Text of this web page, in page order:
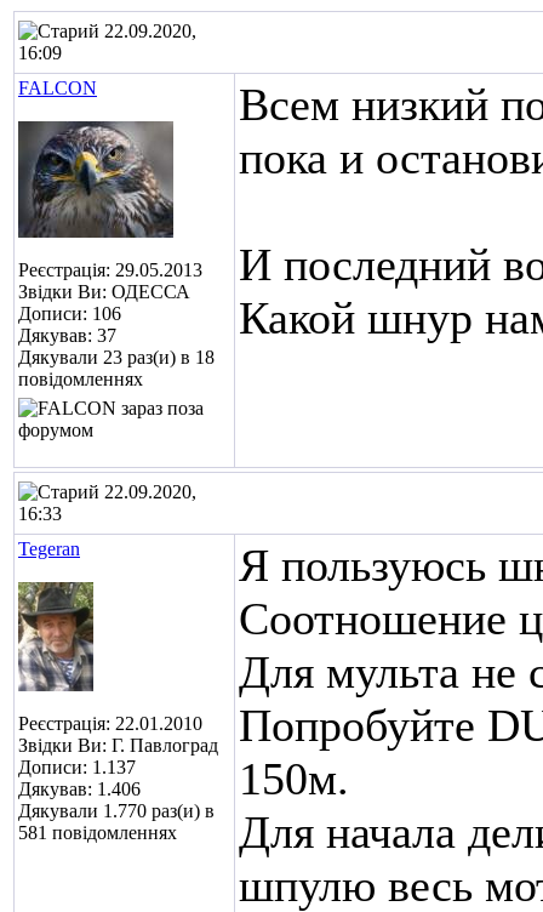
22.09.2020,
16:09
FALCON
Реєстрація: 29.05.2013
Звідки Ви: ОДЕССА
Дописи: 106
Дякував: 37
Дякували 23 раз(и) в 18
повідомленнях
Всем низкий
пока и
И последний
Какой шнур
22.09.2020,
16:33
Tegeran
Реєстрація: 22.01.2010
Звідки Ви: Г. Павлоград
Дописи: 1.137
Дякував: 1.406
Дякували 1.770 раз(и) в
581 повідомленнях
Я пользуюсь
Соотношение
Для мульта не
Попробуйте
150м.
Для начала
шпулю весь